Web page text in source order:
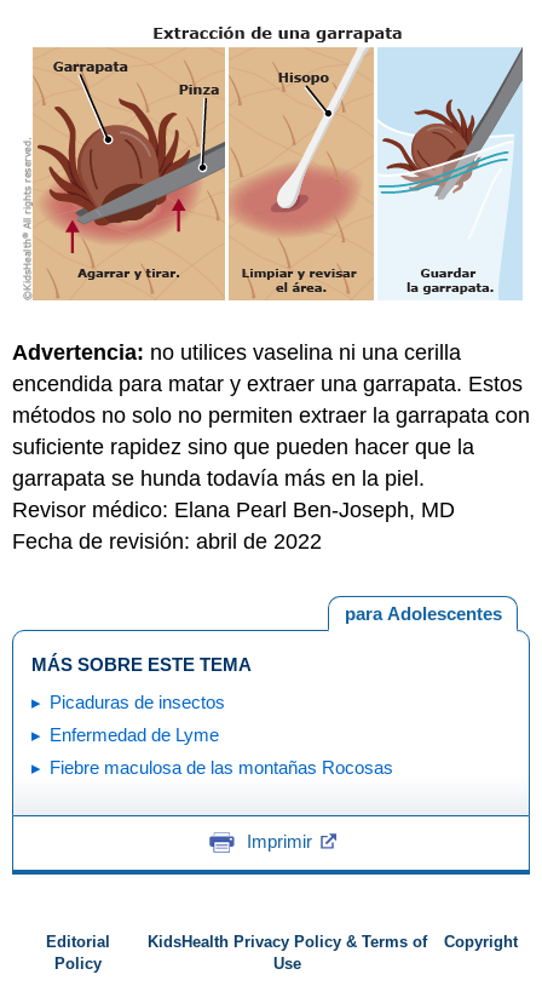
Advertencia: no utilices vaselina ni una cerilla
encendida para matar y extraer una garrapata. Estos
métodos no solo no permiten extraer la garrapata con
suficiente rapidez sino que pueden hacer que la
garrapata se hunda todavía más en la piel.
Revisor médico: Elana Pearl Ben-Joseph, MD
Fecha de revisión: abril de 2022
para Adolescentes
MÁS SOBRE ESTE TEMA
Picaduras de insectos
Enfermedad de Lyme
Fiebre maculosa de las montañas Rocosas
Imprimir
Editorial
Policy
KidsHealth Privacy Policy & Terms of
Use
Copyright